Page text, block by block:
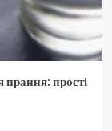
прання: прості